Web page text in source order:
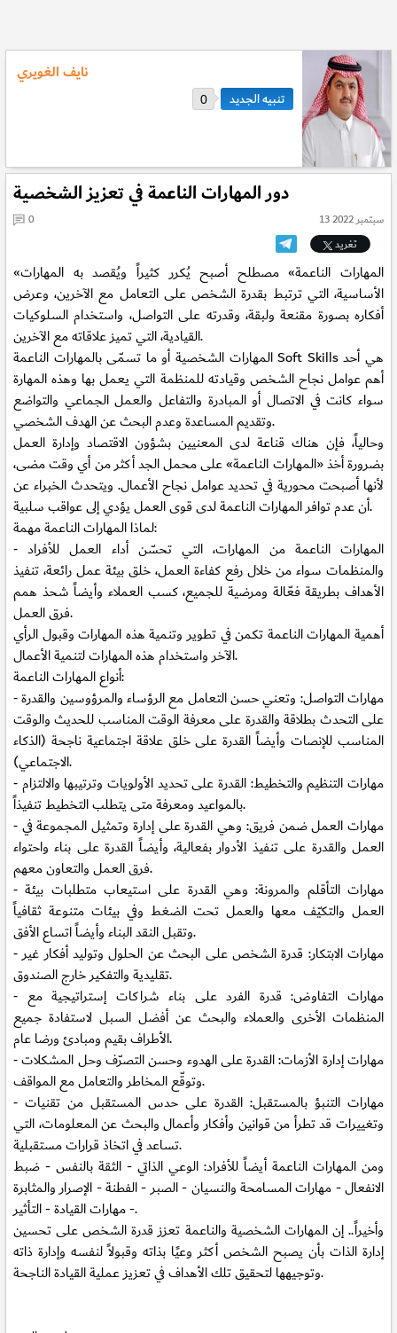
نايف الغويري
0
دور المهارات الناعمة في تعزيز الشخصية
13 سبتمبر 2022
0
تغريد
«المهارات الناعمة» مصطلح أصبح يُكرر كثيراً ويُقصد به المهارات
الأساسية، التي ترتبط بقدرة الشخص على التعامل مع الآخرين، وعرض
أفكاره بصورة مقنعة ولبقة، وقدرته على التواصل، واستخدام السلوكيات
القيادية، التي تميز علاقاته مع الآخرين.
المهارات الشخصية أو ما تسمّى بالمهارات الناعمة Soft Skills هي أحد
أهم عوامل نجاح الشخص وقيادته للمنظمة التي يعمل بها وهذه المهارة
سواء كانت في الاتصال أو المبادرة والتفاعل والعمل الجماعي والتواضع
وتقديم المساعدة وعدم البحث عن الهدف الشخصي.
وحالياً، فإن هناك قناعة لدى المعنيين بشؤون الاقتصاد وإدارة العمل
بضرورة أخذ «المهارات الناعمة» على محمل الجد أكثر من أي وقت مضى،
لأنها أصبحت محورية في تحديد عوامل نجاح الأعمال. ويتحدث الخبراء عن
أن عدم توافر المهارات الناعمة لدى قوى العمل يؤدي إلى عواقب سلبية.
لماذا المهارات الناعمة مهمة:
⁃ المهارات الناعمة من المهارات، التي تحسّن أداء العمل للأفراد
والمنظمات سواء من خلال رفع كفاءة العمل، خلق بيئة عمل رائعة، تنفيذ
الأهداف بطريقة فعّالة ومرضية للجميع، كسب العملاء وأيضاً شحذ همم
فرق العمل.
أهمية المهارات الناعمة تكمن في تطوير وتنمية هذه المهارات وقبول الرأي
الآخر واستخدام هذه المهارات لتنمية الأعمال.
أنواع المهارات الناعمة:
⁃ مهارات التواصل: وتعني حسن التعامل مع الرؤساء والمرؤوسين والقدرة
على التحدث بطلاقة والقدرة على معرفة الوقت المناسب للحديث والوقت
المناسب للإنصات وأيضاً القدرة على خلق علاقة اجتماعية ناجحة (الذكاء
الاجتماعي).
⁃ مهارات التنظيم والتخطيط: القدرة على تحديد الأولويات وترتيبها والالتزام
بالمواعيد ومعرفة متى يتطلب التخطيط تنفيذاً.
⁃ مهارات العمل ضمن فريق: وهي القدرة على إدارة وتمثيل المجموعة في
العمل والقدرة على تنفيذ الأدوار بفعالية، وأيضاً القدرة على بناء واحتواء
فرق العمل والتعاون معهم.
⁃ مهارات التأقلم والمرونة: وهي القدرة على استيعاب متطلبات بيئة
العمل والتكيّف معها والعمل تحت الضغط وفي بيئات متنوعة ثقافياً
وتقبل النقد البناء وأيضاً اتساع الأفق.
⁃ مهارات الابتكار: قدرة الشخص على البحث عن الحلول وتوليد أفكار غير
تقليدية والتفكير خارج الصندوق.
⁃ مهارات التفاوض: قدرة الفرد على بناء شراكات إستراتيجية مع
المنظمات الأخرى والعملاء والبحث عن أفضل السبل لاستفادة جميع
الأطراف بقيم ومبادئ ورضا عام.
⁃ مهارات إدارة الأزمات: القدرة على الهدوء وحسن التصرّف وحل المشكلات
وتوقّع المخاطر والتعامل مع المواقف.
⁃ مهارات التنبؤ بالمستقبل: القدرة على حدس المستقبل من تقنيات
وتغييرات قد تطرأ من قوانين وأفكار وأعمال والبحث عن المعلومات، التي
تساعد في اتخاذ قرارات مستقبلية.
ومن المهارات الناعمة أيضاً للأفراد: الوعي الذاتي - الثقة بالنفس - ضبط
الانفعال - مهارات المسامحة والنسيان - الصبر - الفطنة - الإصرار والمثابرة
- مهارات القيادة - التأثير.
وأخيراً.. إن المهارات الشخصية والناعمة تعزز قدرة الشخص على تحسين
إدارة الذات بأن يصبح الشخص أكثر وعيًا بذاته وقبولاً لنفسه وإدارة ذاته
وتوجيهها لتحقيق تلك الأهداف في تعزيز عملية القيادة الناجحة.